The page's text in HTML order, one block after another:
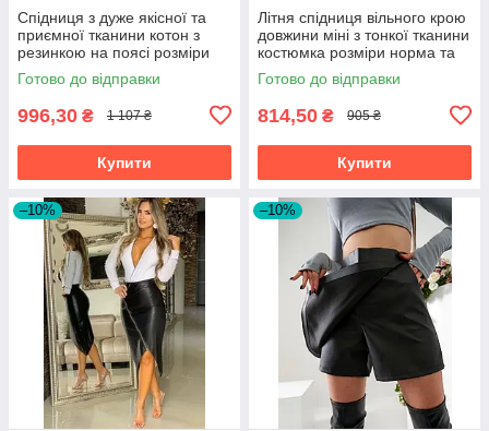
Спідниця з дуже якісної та
приємної тканини котон з
резинкою на поясі розміри
великі
Готово до відправки
996,30 ₴ 1 107 ₴
Купити
Літня спідниця вільного крою
довжини міні з тонкої тканини
костюмка розміри норма та
батал
Готово до відправки
814,50 ₴ 905 ₴
Купити
–10% –10%